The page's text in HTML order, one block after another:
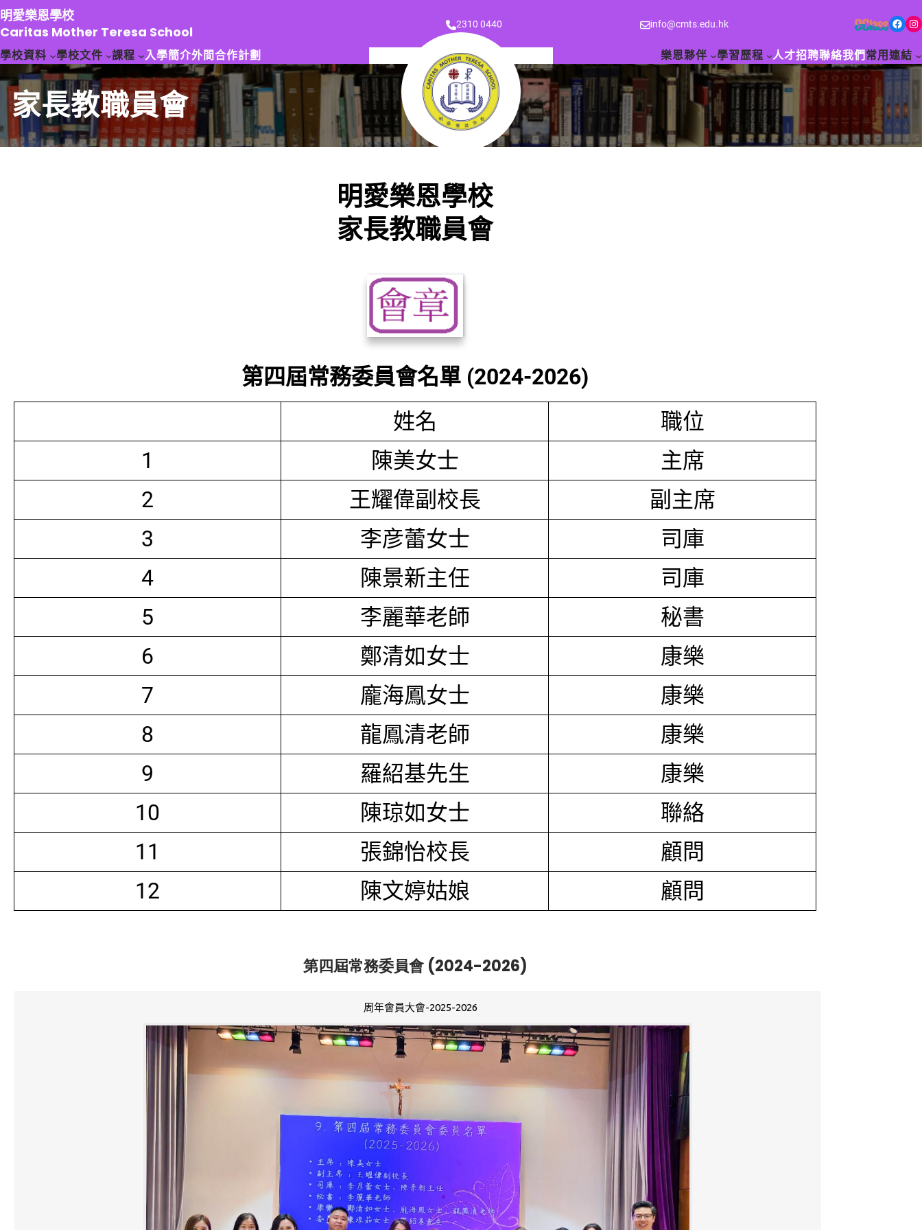
跳
至
主
要
容
明愛樂恩學校
Caritas Mother Teresa School
2310 0440 info@cmts.edu.hk Facebook Instagram
學校資料 學校文件 課程 入學簡介外間合作計劃 樂恩夥伴 學習歷程 人才招聘聯絡我們 常用連結
家長教職員會
明愛樂恩學校
家長教職員會
第四屆常務委員會名單 (2024-2026)
姓名
職位
1
陳美女士
主席
2
王耀偉副校長
副主席
3
李彦蕾女士
司庫
4
陳景新主任
司庫
5
李麗華老師
秘書
6
鄭清如女士
康樂
7
龐海鳳女士
康樂
8
龍鳳清老師
康樂
9
羅紹基先生
康樂
10
陳琼如女士
聯絡
11
張錦怡校長
顧問
12
陳文婷姑娘 顧問
第四屆常務委員會 (2024-2026)
周年會員大會-2025-2026